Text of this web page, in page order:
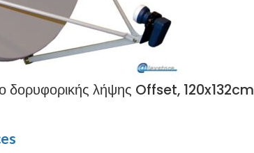
δορυφορικής λήψης Offset, 120x132cm